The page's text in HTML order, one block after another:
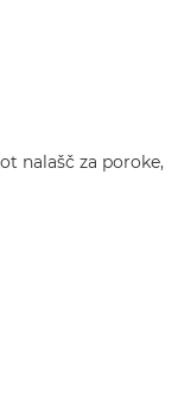
nalašč za poroke,